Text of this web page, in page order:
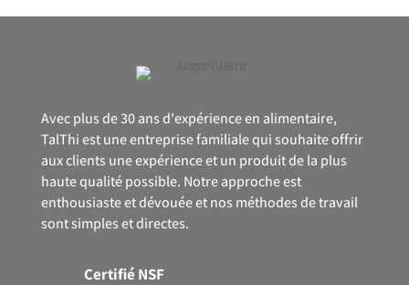
Avec plus de 30 ans d'expérience en alimentaire,
TalThi est une entreprise familiale qui souhaite offrir
aux clients une expérience et un produit de la plus
haute qualité possible. Notre approche est
enthousiaste et dévouée et nos méthodes de travail
sont simples et directes.
Certifié NSF